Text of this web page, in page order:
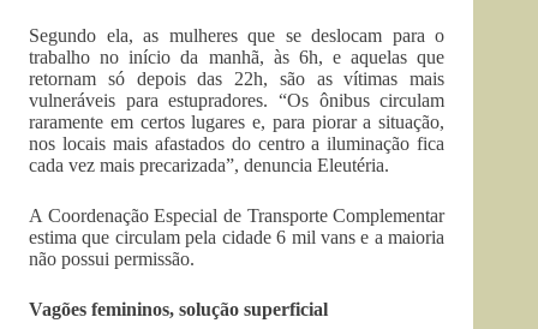
Segundo ela, as mulheres que se deslocam para o
trabalho no início da manhã, às 6h, e aquelas que
retornam só depois das 22h, são as vítimas mais
vulneráveis para estupradores. “Os ônibus circulam
raramente em certos lugares e, para piorar a situação,
nos locais mais afastados do centro a iluminação fica
cada vez mais precarizada”, denuncia Eleutéria.
A Coordenação Especial de Transporte Complementar
estima que circulam pela cidade 6 mil vans e a maioria
não possui permissão.
Vagões femininos, solução superficial